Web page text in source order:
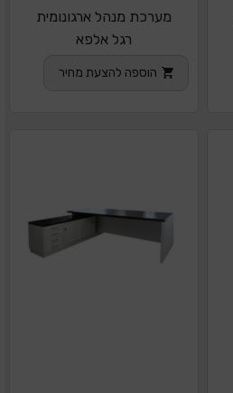
מערכת מנהל ארגונומית
רגל אלפא
הוספה להצעת מחיר